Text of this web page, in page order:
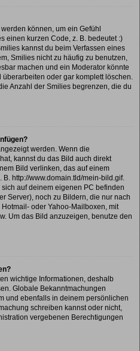
können, um ein Gefühl
einen kurzen Code, z. B. bedeutet :)
kannst du beim Verfassen eines
Smilies nicht zu häufig zu benutzen,
machen und ein Moderator könnte
oder gar komplett löschen.
Anzahl der Smilies begrenzen, die du
werden. Wenn die
kannst du das Bild auch direkt
Bild verlinken, das auf einem
http://www.domain.tld/mein-bild.gif.
auf deinem eigenen PC befinden
Server), noch zu Bildern, die nur nach
oder Yahoo-Mailboxen, mit
Um das Bild anzuzeigen, benutze den
wichtige Informationen, deshalb
Globale Bekanntmachungen
und ebenfalls in deinem persönlichen
schreiben kannst oder nicht,
vergebenen Berechtigungen